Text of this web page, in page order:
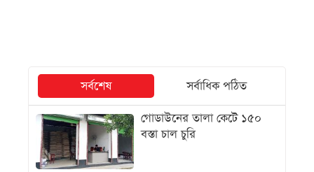
সর্বশেষ
সর্বাধিক পঠিত
গোডাউনের তালা কেটে ১৫০
বস্তা চাল চুরি